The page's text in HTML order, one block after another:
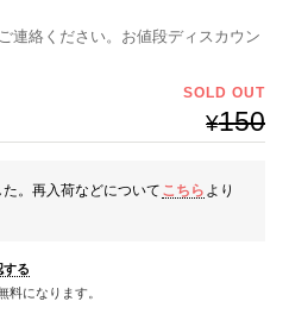
連絡ください。お値段ディスカウン
SOLD OUT
¥150
。再入荷などについて こちら より
する
料になります。